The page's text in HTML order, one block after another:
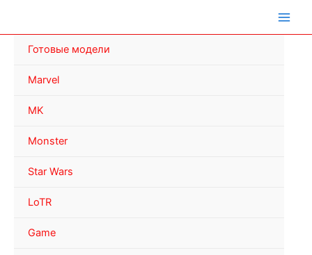
Готовые модели
Marvel
MK
Monster
Star Wars
LoTR
Game